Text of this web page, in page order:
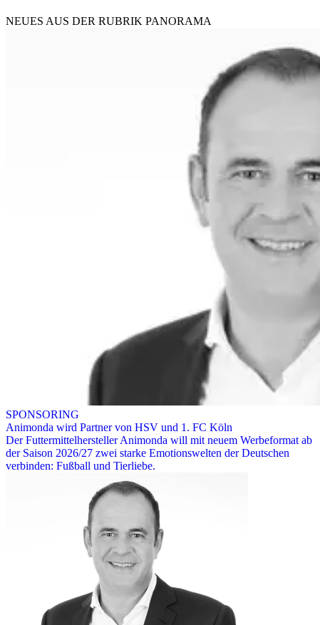
NEUES AUS DER RUBRIK PANORAMA
SPONSORING
Animonda wird Partner von HSV und 1. FC Köln
Der Futtermittelhersteller Animonda will mit neuem Werbeformat ab
der Saison 2026/27 zwei starke Emotionswelten der Deutschen
verbinden: Fußball und Tierliebe.